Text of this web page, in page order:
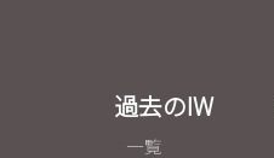
過去のIW
一覧